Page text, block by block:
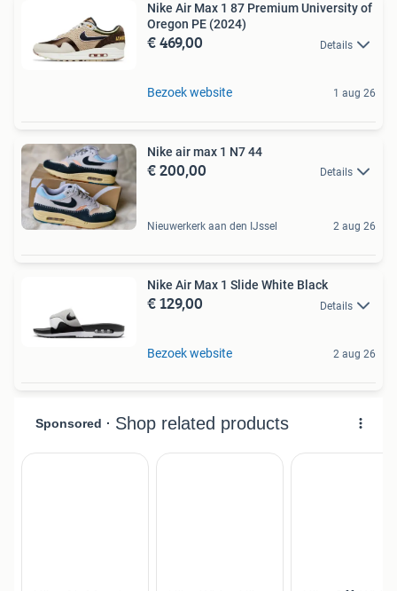
Nike Air Max 1 87 Premium University of
Oregon PE (2024)
€ 469,00 Details
Bezoek website 1 aug 26
Nike air max 1 N7 44
€ 200,00 Details
Nieuwerkerk aan den IJssel 2 aug 26
Nike Air Max 1 Slide White Black
€ 129,00 Details
Bezoek website 2 aug 26